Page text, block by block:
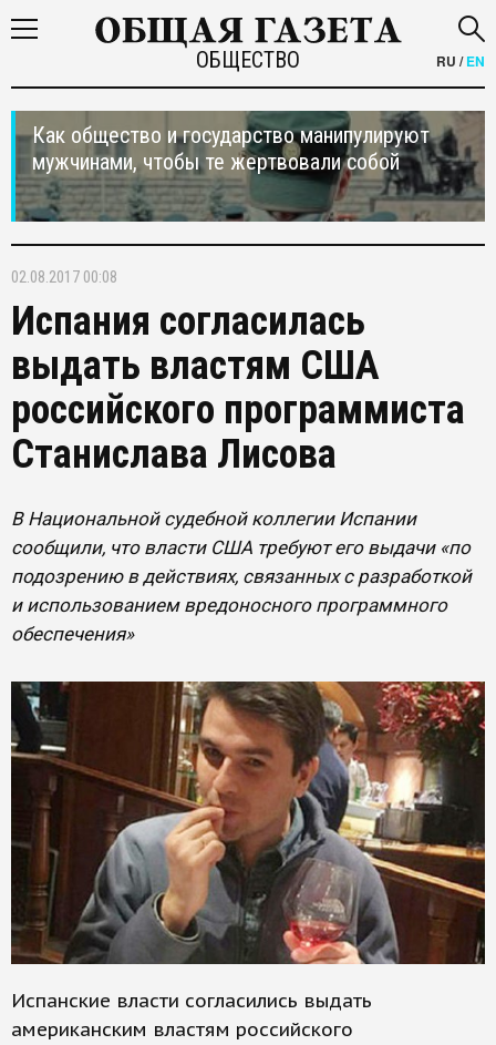
ОБЩЕСТВО RU /EN
Как общество и государство манипулируют
мужчинами, чтобы те жертвовали собой
02.08.2017 00:08
Испания согласилась
выдать властям США
российского программиста
Станислава Лисова
В Национальной судебной коллегии Испании
сообщили, что власти США требуют его выдачи «по
подозрению в действиях, связанных с разработкой
и использованием вредоносного программного
обеспечения»
Испанские власти согласились выдать
американским властям российского